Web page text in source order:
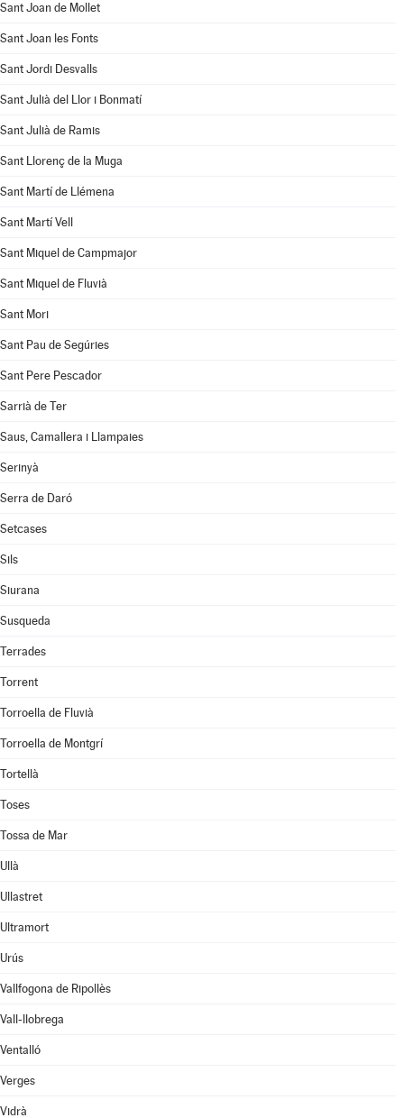
Sant Joan de Mollet
Sant Joan les Fonts
Sant Jordi Desvalls
Sant Julià del Llor i Bonmatí
Sant Julià de Ramis
Sant Llorenç de la Muga
Sant Martí de Llémena
Sant Martí Vell
Sant Miquel de Campmajor
Sant Miquel de Fluvià
Sant Mori
Sant Pau de Segúries
Sant Pere Pescador
Sarrià de Ter
Saus, Camallera i Llampaies
Serinyà
Serra de Daró
Setcases
Sils
Siurana
Susqueda
Terrades
Torrent
Torroella de Fluvià
Torroella de Montgrí
Tortellà
Toses
Tossa de Mar
Ullà
Ullastret
Ultramort
Urús
Vallfogona de Ripollès
Vall-llobrega
Ventalló
Verges
Vidrà